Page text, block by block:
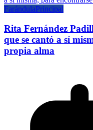
FarándulaPrincipal
Rita Fernández
que se cantó a sí
propia alma